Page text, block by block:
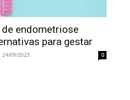
endometriose
para gestar
24/09/2023 0